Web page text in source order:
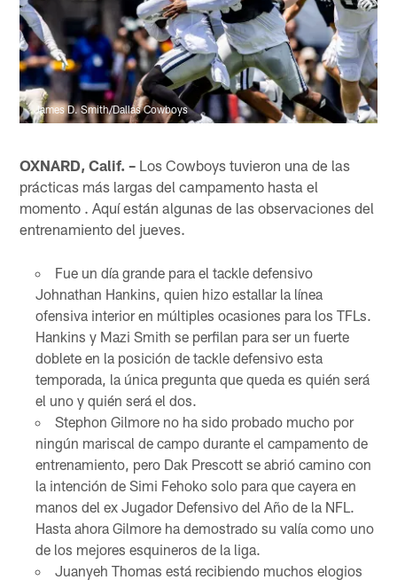
James D. Smith/Dallas Cowboys
OXNARD, Calif. – Los Cowboys tuvieron una de las
prácticas más largas del campamento hasta el
momento . Aquí están algunas de las observaciones del
entrenamiento del jueves.
Fue un día grande para el tackle defensivo
Johnathan Hankins, quien hizo estallar la línea
ofensiva interior en múltiples ocasiones para los TFLs.
Hankins y Mazi Smith se perfilan para ser un fuerte
doblete en la posición de tackle defensivo esta
temporada, la única pregunta que queda es quién será
el uno y quién será el dos.
Stephon Gilmore no ha sido probado mucho por
ningún mariscal de campo durante el campamento de
entrenamiento, pero Dak Prescott se abrió camino con
la intención de Simi Fehoko solo para que cayera en
manos del ex Jugador Defensivo del Año de la NFL.
Hasta ahora Gilmore ha demostrado su valía como uno
de los mejores esquineros de la liga.
Juanyeh Thomas está recibiendo muchos elogios